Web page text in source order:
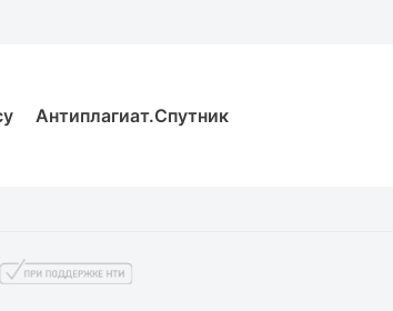
Антиплагиат.Спутник